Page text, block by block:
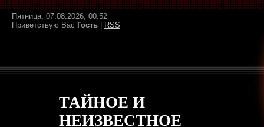
Пятница, 07.08.2026, 00:52
Приветствую Вас Гость RSS
ТАЙНОЕ И
НЕИЗВЕСТНОЕ